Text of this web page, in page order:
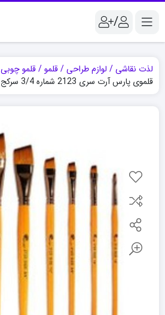
/
لذت نقاشی لوازم طراحی قلمو
قلمو چوبی
قلموی پارس آرت سری 2123 شماره 3/4 سرکج